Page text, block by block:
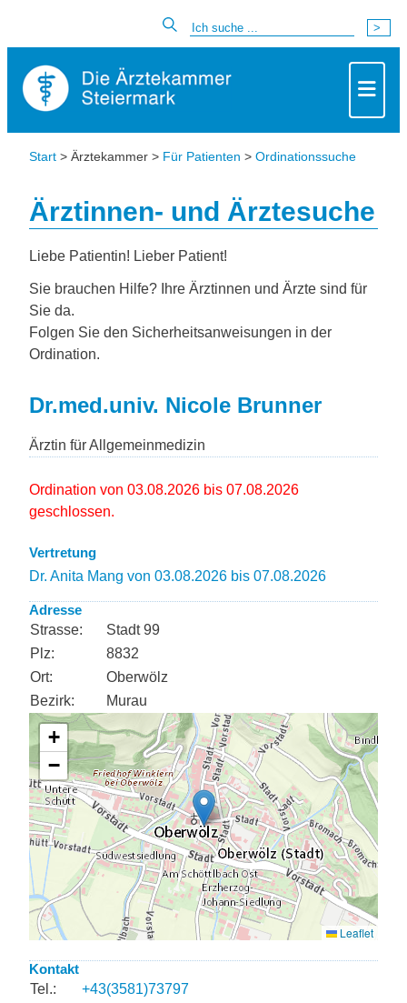
Start > Ärztekammer > Für Patienten > Ordinationssuche
Ärztinnen- und Ärztesuche
Liebe Patientin! Lieber Patient!
Sie brauchen Hilfe? Ihre Ärztinnen und Ärzte sind für
Sie da.
Folgen Sie den Sicherheitsanweisungen in der
Ordination.
Dr.med.univ. Nicole Brunner
Ärztin für Allgemeinmedizin
Ordination von 03.08.2026 bis 07.08.2026
geschlossen.
Vertretung
Dr. Anita Mang von 03.08.2026 bis 07.08.2026
Adresse
Strasse:
Stadt 99
Plz:
8832
Ort:
Oberwölz
Bezirk:
Murau
Kontakt
Tel.:
+43(3581)73797